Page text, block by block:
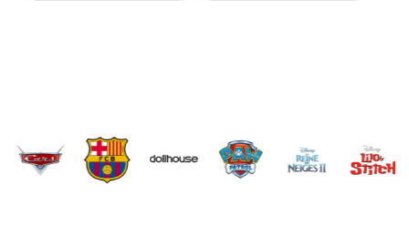
Brands Carousel